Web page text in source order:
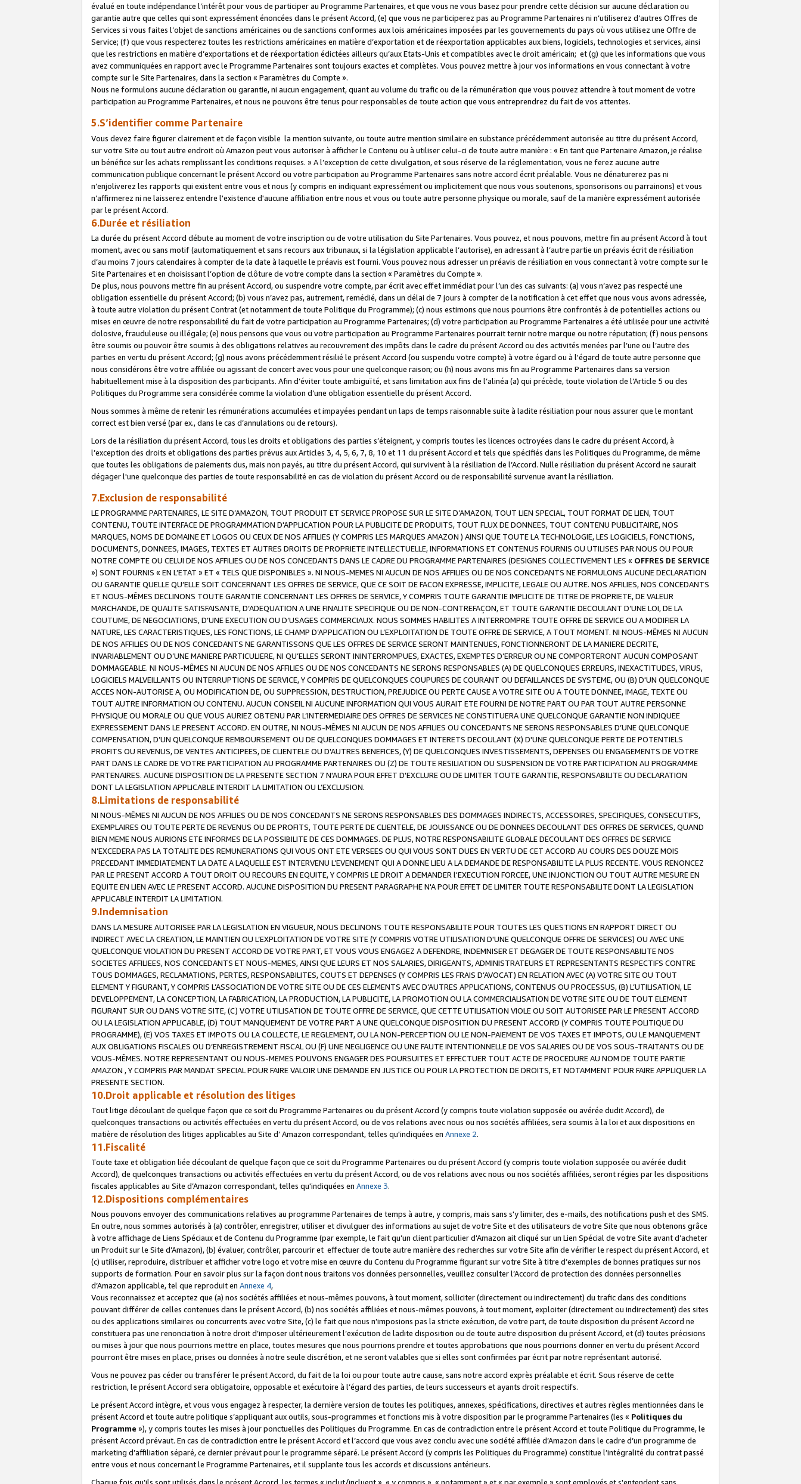
évalué en toute indépendance l’intérêt pour vous de participer au Programme Partenaires, et que vous ne vous basez pour prendre cette décision sur aucune déclaration ou
garantie autre que celles qui sont expressément énoncées dans le présent Accord, (e) que vous ne participerez pas au Programme Partenaires ni n’utiliserez d’autres Offres de
Services si vous faites l’objet de sanctions américaines ou de sanctions conformes aux lois américaines imposées par les gouvernements du pays où vous utilisez une Offre de
Service; (f) que vous respecterez toutes les restrictions américaines en matière d’exportation et de réexportation applicables aux biens, logiciels, technologies et services, ainsi
que les restrictions en matière d’exportations et de réexportation édictées ailleurs qu’aux Etats-Unis et compatibles avec le droit américain; et (g) que les informations que vous
avez communiquées en rapport avec le Programme Partenaires sont toujours exactes et complètes. Vous pouvez mettre à jour vos informations en vous connectant à votre
compte sur le Site Partenaires, dans la section « Paramètres du Compte ».
Nous ne formulons aucune déclaration ou garantie, ni aucun engagement, quant au volume du trafic ou de la rémunération que vous pouvez attendre à tout moment de votre
participation au Programme Partenaires, et nous ne pouvons être tenus pour responsables de toute action que vous entreprendrez du fait de vos attentes.
5.S’identifier comme Partenaire
Vous devez faire figurer clairement et de façon visible la mention suivante, ou toute autre mention similaire en substance précédemment autorisée au titre du présent Accord,
sur votre Site ou tout autre endroit où Amazon peut vous autoriser à afficher le Contenu ou à utiliser celui-ci de toute autre manière : « En tant que Partenaire Amazon, je réalise
un bénéfice sur les achats remplissant les conditions requises. » A l’exception de cette divulgation, et sous réserve de la réglementation, vous ne ferez aucune autre
communication publique concernant le présent Accord ou votre participation au Programme Partenaires sans notre accord écrit préalable. Vous ne dénaturerez pas ni
n’enjoliverez les rapports qui existent entre vous et nous (y compris en indiquant expressément ou implicitement que nous vous soutenons, sponsorisons ou parrainons) et vous
n’affirmerez ni ne laisserez entendre l'existence d'aucune affiliation entre nous et vous ou toute autre personne physique ou morale, sauf de la manière expressément autorisée
par le présent Accord.
6.Durée et résiliation
La durée du présent Accord débute au moment de votre inscription ou de votre utilisation du Site Partenaires. Vous pouvez, et nous pouvons, mettre fin au présent Accord à tout
moment, avec ou sans motif (automatiquement et sans recours aux tribunaux, si la législation applicable l’autorise), en adressant à l’autre partie un préavis écrit de résiliation
d’au moins 7 jours calendaires à compter de la date à laquelle le préavis est fourni. Vous pouvez nous adresser un préavis de résiliation en vous connectant à votre compte sur le
Site Partenaires et en choisissant l’option de clôture de votre compte dans la section « Paramètres du Compte ».
De plus, nous pouvons mettre fin au présent Accord, ou suspendre votre compte, par écrit avec effet immédiat pour l’un des cas suivants: (a) vous n’avez pas respecté une
obligation essentielle du présent Accord; (b) vous n’avez pas, autrement, remédié, dans un délai de 7 jours à compter de la notification à cet effet que nous vous avons adressée,
à toute autre violation du présent Contrat (et notamment de toute Politique du Programme); (c) nous estimons que nous pourrions être confrontés à de potentielles actions ou
mises en œuvre de notre responsabilité du fait de votre participation au Programme Partenaires; (d) votre participation au Programme Partenaires a été utilisée pour une activité
dolosive, frauduleuse ou illégale; (e) nous pensons que vous ou votre participation au Programme Partenaires pourrait ternir notre marque ou notre réputation; (f) nous pensons
être soumis ou pouvoir être soumis à des obligations relatives au recouvrement des impôts dans le cadre du présent Accord ou des activités menées par l’une ou l’autre des
parties en vertu du présent Accord; (g) nous avons précédemment résilié le présent Accord (ou suspendu votre compte) à votre égard ou à l'égard de toute autre personne que
nous considérons être votre affiliée ou agissant de concert avec vous pour une quelconque raison; ou (h) nous avons mis fin au Programme Partenaires dans sa version
habituellement mise à la disposition des participants. Afin d’éviter toute ambiguïté, et sans limitation aux fins de l’alinéa (a) qui précède, toute violation de l’Article 5 ou des
Politiques du Programme sera considérée comme la violation d’une obligation essentielle du présent Accord.
Nous sommes à même de retenir les rémunérations accumulées et impayées pendant un laps de temps raisonnable suite à ladite résiliation pour nous assurer que le montant
correct est bien versé (par ex., dans le cas d’annulations ou de retours).
Lors de la résiliation du présent Accord, tous les droits et obligations des parties s’éteignent, y compris toutes les licences octroyées dans le cadre du présent Accord, à
l’exception des droits et obligations des parties prévus aux Articles 3, 4, 5, 6, 7, 8, 10 et 11 du présent Accord et tels que spécifiés dans les Politiques du Programme, de même
que toutes les obligations de paiements dus, mais non payés, au titre du présent Accord, qui survivent à la résiliation de l’Accord. Nulle résiliation du présent Accord ne saurait
dégager l'une quelconque des parties de toute responsabilité en cas de violation du présent Accord ou de responsabilité survenue avant la résiliation.
7.Exclusion de responsabilité
LE PROGRAMME PARTENAIRES, LE SITE D’AMAZON, TOUT PRODUIT ET SERVICE PROPOSE SUR LE SITE D’AMAZON, TOUT LIEN SPECIAL, TOUT FORMAT DE LIEN, TOUT
CONTENU, TOUTE INTERFACE DE PROGRAMMATION D'APPLICATION POUR LA PUBLICITE DE PRODUITS, TOUT FLUX DE DONNEES, TOUT CONTENU PUBLICITAIRE, NOS
MARQUES, NOMS DE DOMAINE ET LOGOS OU CEUX DE NOS AFFILIES (Y COMPRIS LES MARQUES AMAZON ) AINSI QUE TOUTE LA TECHNOLOGIE, LES LOGICIELS, FONCTIONS,
DOCUMENTS, DONNEES, IMAGES, TEXTES ET AUTRES DROITS DE PROPRIETE INTELLECTUELLE, INFORMATIONS ET CONTENUS FOURNIS OU UTILISES PAR NOUS OU POUR
NOTRE COMPTE OU CELUI DE NOS AFFILIES OU DE NOS CONCEDANTS DANS LE CADRE DU PROGRAMME PARTENAIRES (DESIGNES COLLECTIVEMENT LES « OFFRES DE SERVICE
») SONT FOURNIS « EN L’ETAT » ET « TELS QUE DISPONIBLES ». NI NOUS-MEMES NI AUCUN DE NOS AFFILIES OU DE NOS CONCEDANTS NE FORMULONS AUCUNE DECLARATION
OU GARANTIE QUELLE QU’ELLE SOIT CONCERNANT LES OFFRES DE SERVICE, QUE CE SOIT DE FACON EXPRESSE, IMPLICITE, LEGALE OU AUTRE. NOS AFFILIES, NOS CONCEDANTS
ET NOUS-MÊMES DECLINONS TOUTE GARANTIE CONCERNANT LES OFFRES DE SERVICE, Y COMPRIS TOUTE GARANTIE IMPLICITE DE TITRE DE PROPRIETE, DE VALEUR
MARCHANDE, DE QUALITE SATISFAISANTE, D’ADEQUATION A UNE FINALITE SPECIFIQUE OU DE NON-CONTREFAÇON, ET TOUTE GARANTIE DECOULANT D’UNE LOI, DE LA
COUTUME, DE NEGOCIATIONS, D’UNE EXECUTION OU D’USAGES COMMERCIAUX. NOUS SOMMES HABILITES A INTERROMPRE TOUTE OFFRE DE SERVICE OU A MODIFIER LA
NATURE, LES CARACTERISTIQUES, LES FONCTIONS, LE CHAMP D’APPLICATION OU L’EXPLOITATION DE TOUTE OFFRE DE SERVICE, A TOUT MOMENT. NI NOUS-MÊMES NI AUCUN
DE NOS AFFILIES OU DE NOS CONCEDANTS NE GARANTISSONS QUE LES OFFRES DE SERVICE SERONT MAINTENUES, FONCTIONNERONT DE LA MANIERE DECRITE,
INVARIABLEMENT OU D’UNE MANIERE PARTICULIERE, NI QU’ELLES SERONT ININTERROMPUES, EXACTES, EXEMPTES D’ERREUR OU NE COMPORTERONT AUCUN COMPOSANT
DOMMAGEABLE. NI NOUS-MÊMES NI AUCUN DE NOS AFFILIES OU DE NOS CONCEDANTS NE SERONS RESPONSABLES (A) DE QUELCONQUES ERREURS, INEXACTITUDES, VIRUS,
LOGICIELS MALVEILLANTS OU INTERRUPTIONS DE SERVICE, Y COMPRIS DE QUELCONQUES COUPURES DE COURANT OU DEFAILLANCES DE SYSTEME, OU (B) D'UN QUELCONQUE
ACCES NON-AUTORISE A, OU MODIFICATION DE, OU SUPPRESSION, DESTRUCTION, PREJUDICE OU PERTE CAUSE A VOTRE SITE OU A TOUTE DONNEE, IMAGE, TEXTE OU
TOUT AUTRE INFORMATION OU CONTENU. AUCUN CONSEIL NI AUCUNE INFORMATION QUI VOUS AURAIT ETE FOURNI DE NOTRE PART OU PAR TOUT AUTRE PERSONNE
PHYSIQUE OU MORALE OU QUE VOUS AURIEZ OBTENU PAR L’INTERMEDIAIRE DES OFFRES DE SERVICES NE CONSTITUERA UNE QUELCONQUE GARANTIE NON INDIQUEE
EXPRESSEMENT DANS LE PRESENT ACCORD. EN OUTRE, NI NOUS-MÊMES NI AUCUN DE NOS AFFILIES OU CONCEDANTS NE SERONS RESPONSABLES D’UNE QUELCONQUE
COMPENSATION, D’UN QUELCONQUE REMBOURSEMENT OU DE QUELCONQUES DOMMAGES ET INTERETS DECOULANT (X) D'UNE QUELCONQUE PERTE DE POTENTIELS
PROFITS OU REVENUS, DE VENTES ANTICIPEES, DE CLIENTELE OU D'AUTRES BENEFICES, (Y) DE QUELCONQUES INVESTISSEMENTS, DEPENSES OU ENGAGEMENTS DE VOTRE
PART DANS LE CADRE DE VOTRE PARTICIPATION AU PROGRAMME PARTENAIRES OU (Z) DE TOUTE RESILIATION OU SUSPENSION DE VOTRE PARTICIPATION AU PROGRAMME
PARTENAIRES. AUCUNE DISPOSITION DE LA PRESENTE SECTION 7 N'AURA POUR EFFET D'EXCLURE OU DE LIMITER TOUTE GARANTIE, RESPONSABILITE OU DECLARATION
DONT LA LEGISLATION APPLICABLE INTERDIT LA LIMITATION OU L’EXCLUSION.
8.Limitations de responsabilité
NI NOUS-MÊMES NI AUCUN DE NOS AFFILIES OU DE NOS CONCEDANTS NE SERONS RESPONSABLES DES DOMMAGES INDIRECTS, ACCESSOIRES, SPECIFIQUES, CONSECUTIFS,
EXEMPLAIRES OU TOUTE PERTE DE REVENUS OU DE PROFITS, TOUTE PERTE DE CLIENTELE, DE JOUISSANCE OU DE DONNEES DECOULANT DES OFFRES DE SERVICES, QUAND
BIEN MEME NOUS AURIONS ETE INFORMES DE LA POSSIBILITE DE CES DOMMAGES. DE PLUS, NOTRE RESPONSABILITE GLOBALE DECOULANT DES OFFRES DE SERVICE
N’EXCEDERA PAS LA TOTALITE DES REMUNERATIONS QUI VOUS ONT ETE VERSEES OU QUI VOUS SONT DUES EN VERTU DE CET ACCORD AU COURS DES DOUZE MOIS
PRECEDANT IMMEDIATEMENT LA DATE A LAQUELLE EST INTERVENU L’EVENEMENT QUI A DONNE LIEU A LA DEMANDE DE RESPONSABILITE LA PLUS RECENTE. VOUS RENONCEZ
PAR LE PRESENT ACCORD A TOUT DROIT OU RECOURS EN EQUITE, Y COMPRIS LE DROIT A DEMANDER l'EXECUTION FORCEE, UNE INJONCTION OU TOUT AUTRE MESURE EN
EQUITE EN LIEN AVEC LE PRESENT ACCORD. AUCUNE DISPOSITION DU PRESENT PARAGRAPHE N'A POUR EFFET DE LIMITER TOUTE RESPONSABILITE DONT LA LEGISLATION
APPLICABLE INTERDIT LA LIMITATION.
9.Indemnisation
DANS LA MESURE AUTORISEE PAR LA LEGISLATION EN VIGUEUR, NOUS DECLINONS TOUTE RESPONSABILITE POUR TOUTES LES QUESTIONS EN RAPPORT DIRECT OU
INDIRECT AVEC LA CREATION, LE MAINTIEN OU L’EXPLOITATION DE VOTRE SITE (Y COMPRIS VOTRE UTILISATION D'UNE QUELCONQUE OFFRE DE SERVICES) OU AVEC UNE
QUELCONQUE VIOLATION DU PRESENT ACCORD DE VOTRE PART, ET VOUS VOUS ENGAGEZ A DEFENDRE, INDEMNISER ET DEGAGER DE TOUTE RESPONSABILITE NOS
SOCIETES AFFILIEES, NOS CONCEDANTS ET NOUS-MEMES, AINSI QUE LEURS ET NOS SALARIES, DIRIGEANTS, ADMINISTRATEURS ET REPRESENTANTS RESPECTIFS CONTRE
TOUS DOMMAGES, RECLAMATIONS, PERTES, RESPONSABILITES, COUTS ET DEPENSES (Y COMPRIS LES FRAIS D’AVOCAT) EN RELATION AVEC (A) VOTRE SITE OU TOUT
ELEMENT Y FIGURANT, Y COMPRIS L’ASSOCIATION DE VOTRE SITE OU DE CES ELEMENTS AVEC D’AUTRES APPLICATIONS, CONTENUS OU PROCESSUS, (B) L’UTILISATION, LE
DEVELOPPEMENT, LA CONCEPTION, LA FABRICATION, LA PRODUCTION, LA PUBLICITE, LA PROMOTION OU LA COMMERCIALISATION DE VOTRE SITE OU DE TOUT ELEMENT
FIGURANT SUR OU DANS VOTRE SITE, (C) VOTRE UTILISATION DE TOUTE OFFRE DE SERVICE, QUE CETTE UTILISATION VIOLE OU SOIT AUTORISEE PAR LE PRESENT ACCORD
OU LA LEGISLATION APPLICABLE, (D) TOUT MANQUEMENT DE VOTRE PART A UNE QUELCONQUE DISPOSITION DU PRESENT ACCORD (Y COMPRIS TOUTE POLITIQUE DU
PROGRAMME), (E) VOS TAXES ET IMPOTS OU LA COLLECTE, LE REGLEMENT, OU LA NON-PERCEPTION OU LE NON-PAIEMENT DE VOS TAXES ET IMPOTS, OU LE MANQUEMENT
AUX OBLIGATIONS FISCALES OU D’ENREGISTREMENT FISCAL OU (F) UNE NEGLIGENCE OU UNE FAUTE INTENTIONNELLE DE VOS SALARIES OU DE VOS SOUS-TRAITANTS OU DE
VOUS-MÊMES. NOTRE REPRESENTANT OU NOUS-MEMES POUVONS ENGAGER DES POURSUITES ET EFFECTUER TOUT ACTE DE PROCEDURE AU NOM DE TOUTE PARTIE
AMAZON , Y COMPRIS PAR MANDAT SPECIAL POUR FAIRE VALOIR UNE DEMANDE EN JUSTICE OU POUR LA PROTECTION DE DROITS, ET NOTAMMENT POUR FAIRE APPLIQUER LA
PRESENTE SECTION.
10.Droit applicable et résolution des litiges
Tout litige découlant de quelque façon que ce soit du Programme Partenaires ou du présent Accord (y compris toute violation supposée ou avérée dudit Accord), de
quelconques transactions ou activités effectuées en vertu du présent Accord, ou de vos relations avec nous ou nos sociétés affiliées, sera soumis à la loi et aux dispositions en
matière de résolution des litiges applicables au Site d’ Amazon correspondant, telles qu'indiquées en Annexe 2.
11.Fiscalité
Toute taxe et obligation liée découlant de quelque façon que ce soit du Programme Partenaires ou du présent Accord (y compris toute violation supposée ou avérée dudit
Accord), de quelconques transactions ou activités effectuées en vertu du présent Accord, ou de vos relations avec nous ou nos sociétés affiliées, seront régies par les dispositions
fiscales applicables au Site d’Amazon correspondant, telles qu'indiquées en Annexe 3.
12.Dispositions complémentaires
Nous pouvons envoyer des communications relatives au programme Partenaires de temps à autre, y compris, mais sans s'y limiter, des e-mails, des notifications push et des SMS.
En outre, nous sommes autorisés à (a) contrôler, enregistrer, utiliser et divulguer des informations au sujet de votre Site et des utilisateurs de votre Site que nous obtenons grâce
à votre affichage de Liens Spéciaux et de Contenu du Programme (par exemple, le fait qu’un client particulier d'Amazon ait cliqué sur un Lien Spécial de votre Site avant d’acheter
un Produit sur le Site d’Amazon), (b) évaluer, contrôler, parcourir et effectuer de toute autre manière des recherches sur votre Site afin de vérifier le respect du présent Accord, et
(c) utiliser, reproduire, distribuer et afficher votre logo et votre mise en œuvre du Contenu du Programme figurant sur votre Site à titre d’exemples de bonnes pratiques sur nos
supports de formation. Pour en savoir plus sur la façon dont nous traitons vos données personnelles, veuillez consulter l’Accord de protection des données personnelles
d’Amazon applicable, tel que reproduit en Annexe 4,
Vous reconnaissez et acceptez que (a) nos sociétés affiliées et nous-mêmes pouvons, à tout moment, solliciter (directement ou indirectement) du trafic dans des conditions
pouvant différer de celles contenues dans le présent Accord, (b) nos sociétés affiliées et nous-mêmes pouvons, à tout moment, exploiter (directement ou indirectement) des sites
ou des applications similaires ou concurrents avec votre Site, (c) le fait que nous n’imposions pas la stricte exécution, de votre part, de toute disposition du présent Accord ne
constituera pas une renonciation à notre droit d’imposer ultérieurement l’exécution de ladite disposition ou de toute autre disposition du présent Accord, et (d) toutes précisions
ou mises à jour que nous pourrions mettre en place, toutes mesures que nous pourrions prendre et toutes approbations que nous pourrions donner en vertu du présent Accord
pourront être mises en place, prises ou données à notre seule discrétion, et ne seront valables que si elles sont confirmées par écrit par notre représentant autorisé.
Vous ne pouvez pas céder ou transférer le présent Accord, du fait de la loi ou pour toute autre cause, sans notre accord exprès préalable et écrit. Sous réserve de cette
restriction, le présent Accord sera obligatoire, opposable et exécutoire à l’égard des parties, de leurs successeurs et ayants droit respectifs.
Le présent Accord intègre, et vous vous engagez à respecter, la dernière version de toutes les politiques, annexes, spécifications, directives et autres règles mentionnées dans le
présent Accord et toute autre politique s’appliquant aux outils, sous-programmes et fonctions mis à votre disposition par le programme Partenaires (les « Politiques du
Programme »), y compris toutes les mises à jour ponctuelles des Politiques du Programme. En cas de contradiction entre le présent Accord et toute Politique du Programme, le
présent Accord prévaut. En cas de contradiction entre le présent Accord et l’accord que vous avez conclu avec une société affiliée d’Amazon dans le cadre d’un programme de
marketing d’affiliation séparé, ce dernier prévaut pour le programme séparé. Le présent Accord (y compris les Politiques du Programme) constitue l’intégralité du contrat passé
entre vous et nous concernant le Programme Partenaires, et il supplante tous les accords et discussions antérieurs.